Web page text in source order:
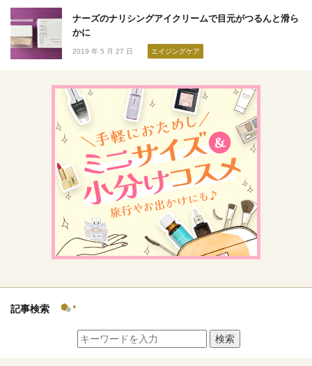
ナーズのナリシングアイクリームで目元がつるんと滑ら
かに
2019 年 5 月 27 日 エイジングケア
記事検索
検索